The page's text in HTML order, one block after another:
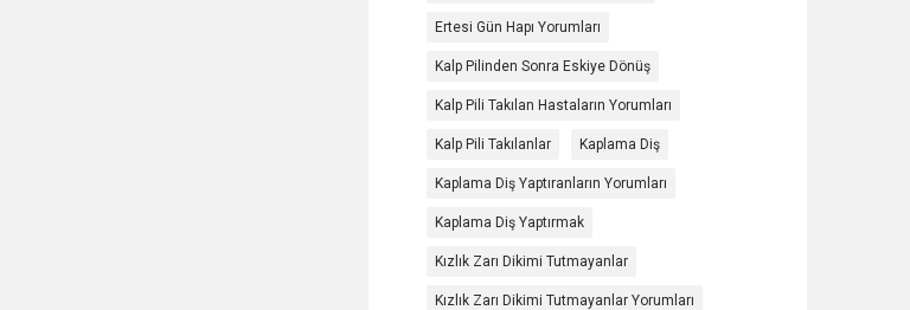
Ertesi Gün Hapı Yorumları
Kalp Pilinden Sonra Eskiye Dönüş
Kalp Pili Takılan Hastaların Yorumları
Kalp Pili Takılanlar Kaplama Diş
Kaplama Diş Yaptıranların Yorumları
Kaplama Diş Yaptırmak
Kızlık Zarı Dikimi Tutmayanlar
Kızlık Zarı Dikimi Tutmayanlar Yorumları